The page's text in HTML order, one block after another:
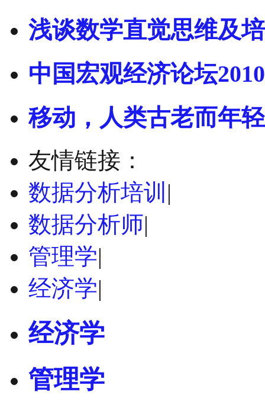
浅谈数学直觉思维及
中国宏观经济论坛2010
移动，人类古老而年
友情链接：
数据分析培训 |
数据分析师|
管理学|
经济学|
经济学
管理学